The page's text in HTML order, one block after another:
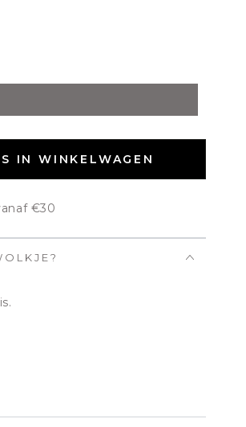
IN WINKELWAGEN
€30